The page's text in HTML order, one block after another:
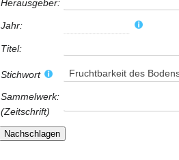
Herausgeber:
Jahr:
Titel:
Stichwort Fruchtbarkeit des
Sammelwerk:
(Zeitschrift)